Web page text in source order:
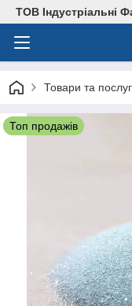
ТОВ Індустріальні
Товари та
Топ продажів